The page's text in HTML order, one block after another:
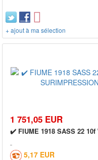
+ ajout à ma sélection
1 751,05 EUR
✔️ FIUME 1918 SASS 22 10f
5,17 EUR